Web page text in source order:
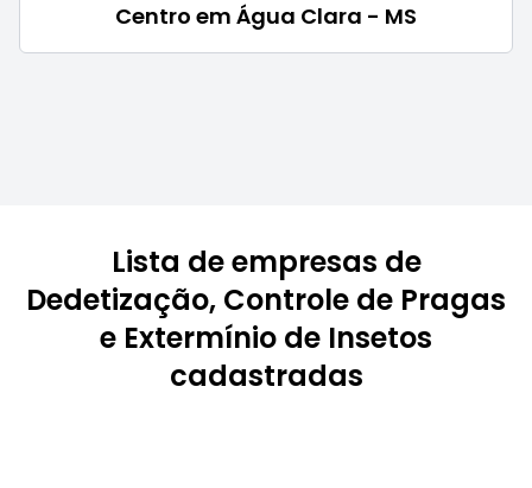
Centro em Água Clara - MS
Lista de empresas de
Dedetização, Controle de Pragas
e Extermínio de Insetos
cadastradas